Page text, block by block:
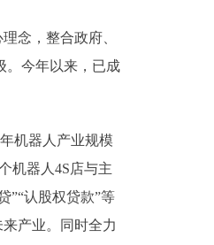
念，整合政府、
。今年以来，已成
机器人产业规模
机器人4S店与主
”“认股权贷款”等
产业。同时全力